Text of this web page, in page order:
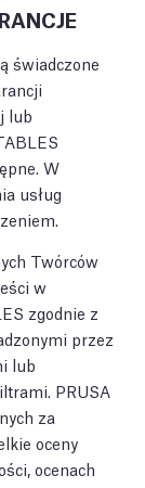
świadczone
lub
W
usług
Twórców
w
zgodnie z
przez
lub
PRUSA
za
oceny
ocenach